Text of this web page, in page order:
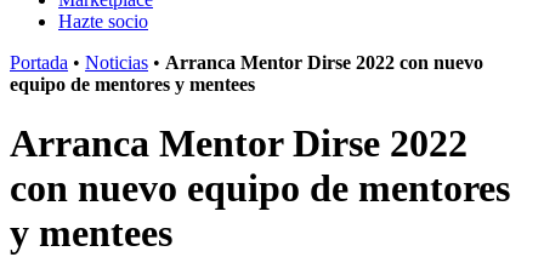
Hazte socio
Portada • Noticias • Arranca Mentor Dirse 2022 con nuevo
equipo de mentores y mentees
Arranca Mentor Dirse 2022
con nuevo equipo de mentores
y mentees